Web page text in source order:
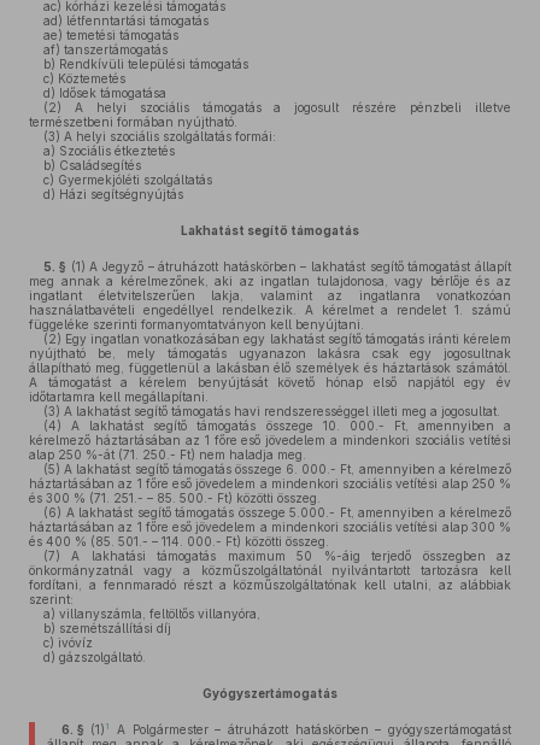
ac) kórházi kezelési támogatás
ad) létfenntartási támogatás
ae) temetési támogatás
af) tanszertámogatás
b) Rendkívüli települési támogatás
c) Köztemetés
d) Idősek támogatása
(2) A helyi szociális támogatás a jogosult részére pénzbeli illetve
természetbeni formában nyújtható.
(3) A helyi szociális szolgáltatás formái:
a) Szociális étkeztetés
b) Családsegítés
c) Gyermekjóléti szolgáltatás
d) Házi segítségnyújtás
Lakhatást segítő támogatás
5. § (1) A Jegyző – átruházott hatáskörben – lakhatást segítő támogatást állapít
meg annak a kérelmezőnek, aki az ingatlan tulajdonosa, vagy bérlője és az
ingatlant életvitelszerűen lakja, valamint az ingatlanra vonatkozóan
használatbavételi engedéllyel rendelkezik. A kérelmet a rendelet 1. számú
függeléke szerinti formanyomtatványon kell benyújtani.
(2) Egy ingatlan vonatkozásában egy lakhatást segítő támogatás iránti kérelem
nyújtható be, mely támogatás ugyanazon lakásra csak egy jogosultnak
állapítható meg, függetlenül a lakásban élő személyek és háztartások számától.
A támogatást a kérelem benyújtását követő hónap első napjától egy év
időtartamra kell megállapítani.
(3) A lakhatást segítő támogatás havi rendszerességgel illeti meg a jogosultat.
(4) A lakhatást segítő támogatás összege 10. 000.- Ft, amennyiben a
kérelmező háztartásában az 1 főre eső jövedelem a mindenkori szociális vetítési
alap 250 %-át (71. 250.- Ft) nem haladja meg.
(5) A lakhatást segítő támogatás összege 6. 000.- Ft, amennyiben a kérelmező
háztartásában az 1 főre eső jövedelem a mindenkori szociális vetítési alap 250 %
és 300 % (71. 251.- – 85. 500.- Ft) közötti összeg.
(6) A lakhatást segítő támogatás összege 5.000.- Ft, amennyiben a kérelmező
háztartásában az 1 főre eső jövedelem a mindenkori szociális vetítési alap 300 %
és 400 % (85. 501.- – 114. 000.- Ft) közötti összeg.
(7) A lakhatási támogatás maximum 50 %-áig terjedő összegben az
önkormányzatnál vagy a közműszolgáltatónál nyilvántartott tartozásra kell
fordítani, a fennmaradó részt a közműszolgáltatónak kell utalni, az alábbiak
szerint:
a) villanyszámla, feltöltős villanyóra,
b) szemétszállítási díj
c) ivóvíz
d) gázszolgáltató.
Gyógyszertámogatás
6. § (1) 1
A Polgármester – átruházott hatáskörben – gyógyszertámogatást